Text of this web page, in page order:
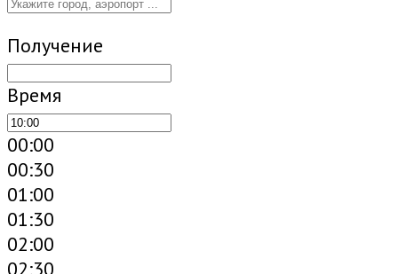
Получение
Время
00:00
00:30
01:00
01:30
02:00
02:30